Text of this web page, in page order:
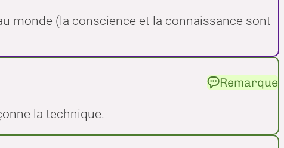
monde (la conscience et la connaissance sont
Remarque
la technique.